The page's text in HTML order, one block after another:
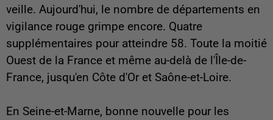
veille. Aujourd'hui, le nombre de départements en
vigilance rouge grimpe encore. Quatre
supplémentaires pour atteindre 58. Toute la moitié
Ouest de la France et même au-delà de l'Île-de-
France, jusqu'en Côte d'Or et Saône-et-Loire.
En Seine-et-Marne, bonne nouvelle pour les